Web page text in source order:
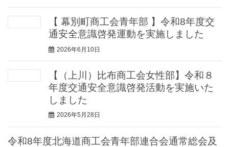
【 幕別町商工会青年部 】令和8年度交
通安全意識啓発運動を実施しました
2026年6月10日
【（上川）比布商工会女性部】令和８
年度交通安全意識啓発活動を実施いた
しました
2026年5月28日
令和8年度北海道商工会青年部連合会通常総会及